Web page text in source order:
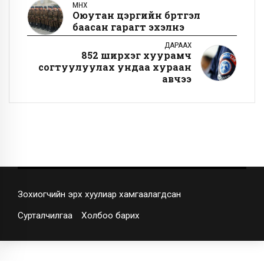
ӨМНӨХ
Оюутан цэргийн бүртгэл
баасан гарагт эхэлнэ
ДАРААХ
852 ширхэг хуурамч
согтуулуулах ундаа хураан
авчээ
Зохиогчийн эрх хуулиар хамгаалагдсан
Сурталчилгаа Холбоо барих